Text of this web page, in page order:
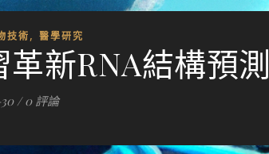
技術, 醫學研究
新RNA結構預測
/ 0 評論